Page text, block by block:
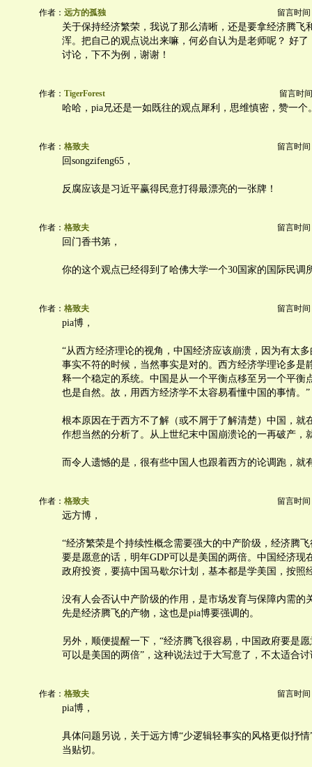
作者： 远方的孤独 留言时间
关于保持经济繁荣，我说了那么清晰，还是要拿经济腾飞
浑。把自己的观点说出来嘛，何必自认为是老师呢？ 好了
讨论，下不为例，谢谢！
作者： TigerForest 留言时
哈哈，pia兄还是一如既往的观点犀利，思维慎密，赞一个
作者： 格致夫 留言时间
回songzifeng65，
反腐应该是习近平赢得民意打得最漂亮的一张牌！
作者： 格致夫 留言时间
回门香书第，
你的这个观点已经得到了哈佛大学一个30国家的国际民调
作者： 格致夫 留言时间
pia博，
“从西方经济理论的视角，中国经济应该崩溃，因为有太
事实不符的时候，当然事实是对的。西方经济学理论多是
释一个稳定的系统。中国是从一个平衡点移至另一个平衡
也是自然。故，用西方经济学不太容易看懂中国的事情。”
根本原因在于西方不了解（或不屑于了解清楚）中国，就
作想当然的分析了。从上世纪末中国崩溃论的一再破产，
而令人遗憾的是，很有些中国人也跟着西方的论调跑，就
作者： 格致夫 留言时间
远方博，
“经济繁荣是个持续性概念需要强大的中产阶级，经济腾
要是愿意的话，明年GDP可以是美国的两倍。中国经济现
政府投资，要搞中国马歇尔计划，基本都是学美国，按照
没有人会否认中产阶级的作用，是市场发育与保障内需的
先是经济腾飞的产物，这也是pia博要强调的。
另外，顺便提醒一下，“经济腾飞很容易，中国政府要是
可以是美国的两倍”，这种说法过于大写意了，不太适合
作者： 格致夫 留言时间
pia博，
具体问题另说，关于远方博“少逻辑轻事实的风格更似抒
当贴切。